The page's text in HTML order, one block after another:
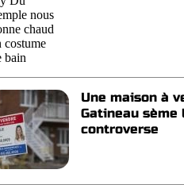
Une maison à
Gatineau sème
controverse